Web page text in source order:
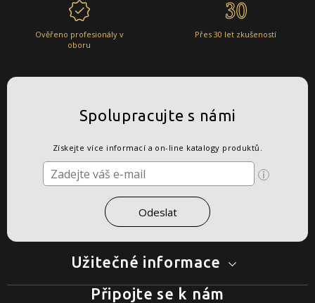
Ověřeno profesionály v
oboru
Přes 30 let zkušeností
Užitečné informace
Spolupracujte s námi
Získejte více informací a on-line katalogy produktů.
Připojte se k nám